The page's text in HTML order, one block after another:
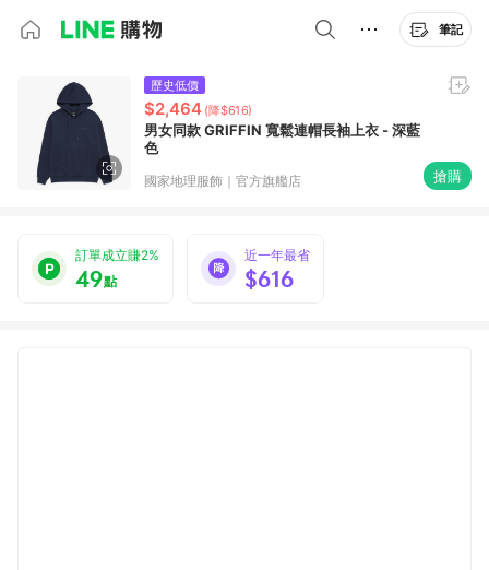
筆記
歷史低價
$2,464 (降$616)
男女同款 GRIFFIN 寬鬆連帽長袖上衣 - 深藍
色
國家地理服飾｜官方旗艦店 搶購
訂單成立賺2%
49點
近一年最省
$616